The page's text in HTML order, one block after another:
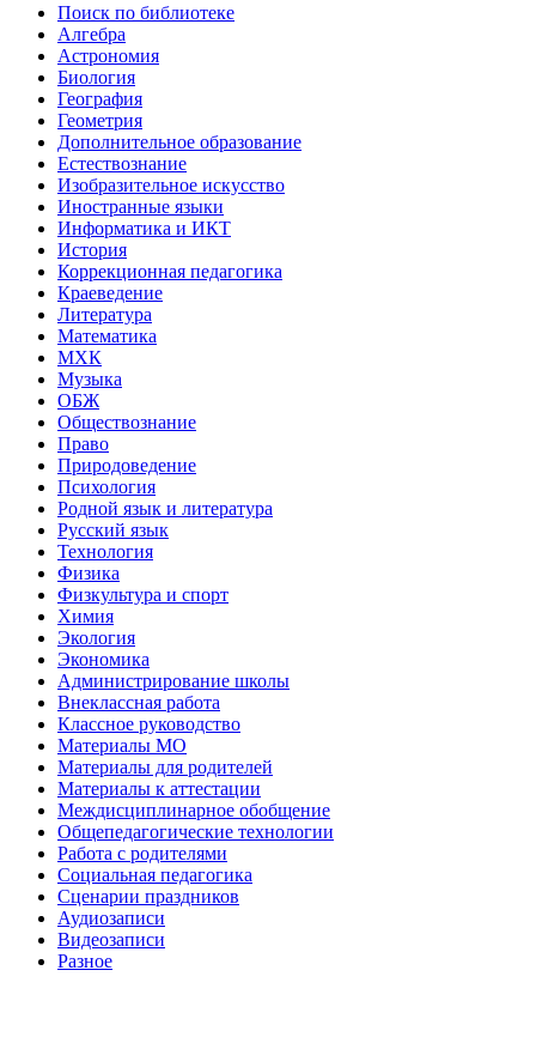
Поиск по библиотеке
Алгебра
Астрономия
Биология
География
Геометрия
Дополнительное образование
Естествознание
Изобразительное искусство
Иностранные языки
Информатика и ИКТ
История
Коррекционная педагогика
Краеведение
Литература
Математика
МХК
Музыка
ОБЖ
Обществознание
Право
Природоведение
Психология
Родной язык и литература
Русский язык
Технология
Физика
Физкультура и спорт
Химия
Экология
Экономика
Администрирование школы
Внеклассная работа
Классное руководство
Материалы МО
Материалы для родителей
Материалы к аттестации
Междисциплинарное обобщение
Общепедагогические технологии
Работа с родителями
Социальная педагогика
Сценарии праздников
Аудиозаписи
Видеозаписи
Разное